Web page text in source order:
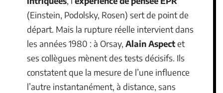
(Einstein, Podolsky, Rosen) sert de point de
départ. Mais la rupture réelle intervient dans
les années 1980 : à Orsay, Alain Aspectet
ses collègues mènent des tests décisifs. Ils
constatent que la mesure de l’une influence
l’autre instantanément, à distance, sans